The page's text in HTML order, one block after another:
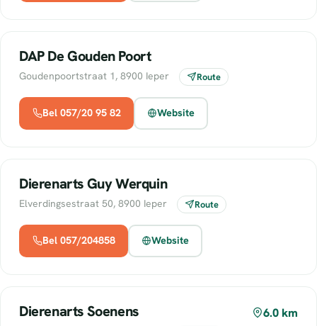
DAP De Gouden Poort
Goudenpoortstraat 1, 8900 Ieper Route
Bel 057/20 95 82 Website
Dierenarts Guy Werquin
Elverdingsestraat 50, 8900 Ieper Route
Bel 057/204858 Website
Dierenarts Soenens 6.0 km